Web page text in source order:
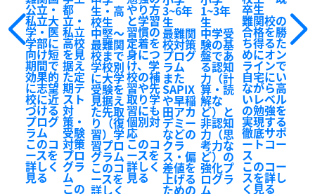
公立・
私立大
学・医
学部に
向け短
期間で
効果的
に志望
校に近
づける
プログ
ラム
このコ
ースを
詳しく
見る
都
立・
私立
高校
を見
据え
た定
期テ
スト
対
策・
受験
対策
プロ
グラ
ム
この
生・高
校生
中堅～
最難関
校まで
学校別
に大学
受験を
見据え
た先取
り（復
習）学
習プロ
グラム
このコ
ースを
詳しく
やり方
と学習
習慣の
定着を
身につ
け、学
校の補
習や先
取り学
習にも
個別対
応
このコ
ースを
詳しく
見る
3~6年
生
最難関
校対策
プログ
ラム
また
SAPIX
や早稲
田アカ
デミー
などの
クラ
ス・偏
差値を
上げる
ための
1~3年
生
中学受
験の基
盤であ
る認知
力（計
算・読
解な
ど）と
非認知
力（思
考力な
ど）の
強化プ
ログラ
ム
卒生
難関校の
合格を勝
ち得るた
めにオン
ラインで
自宅にい
ながら高
いレベル
の勉強を
実現する
徹底サポ
ートコー
ス
このコー
スを詳し
く見る